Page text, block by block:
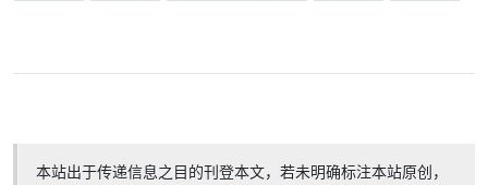
本站出于传递信息之目的刊登本文，若未明确标注本站原创，